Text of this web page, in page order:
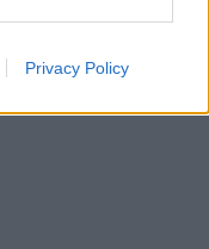
Privacy Policy